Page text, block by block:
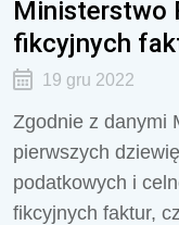
Ministerstwo
fikcyjnych
19 gru 2022
Zgodnie z danymi
pierwszych
podatkowych i
fikcyjnych faktur,